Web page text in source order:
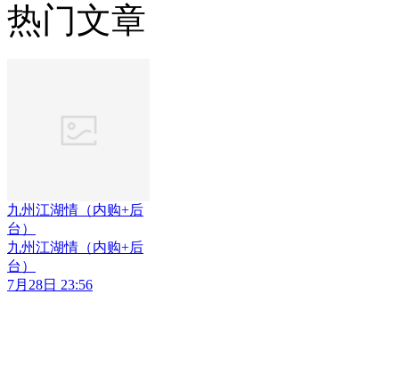
热门文章
九州江湖情（内购+后
台）
九州江湖情（内购+后
台）
7月28日 23:56